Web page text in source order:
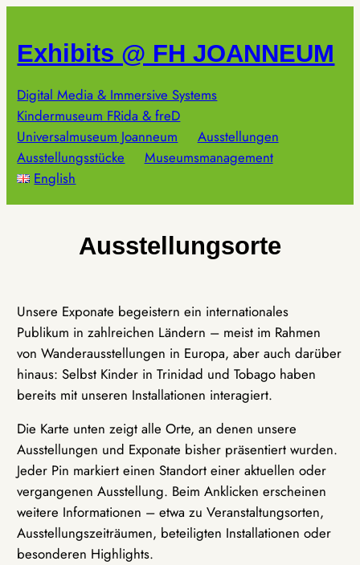
springen
Exhibits @ FH JOANNEUM
Digital Media & Immersive Systems
Kindermuseum FRida & freD
Universalmuseum Joanneum
Ausstellungen
Ausstellungsstücke
Museumsmanagement
English
Ausstellungsorte
Unsere Exponate begeistern ein internationales
Publikum in zahlreichen Ländern – meist im Rahmen
von Wanderausstellungen in Europa, aber auch darüber
hinaus: Selbst Kinder in Trinidad und Tobago haben
bereits mit unseren Installationen interagiert.
Die Karte unten zeigt alle Orte, an denen unsere
Ausstellungen und Exponate bisher präsentiert wurden.
Jeder Pin markiert einen Standort einer aktuellen oder
vergangenen Ausstellung. Beim Anklicken erscheinen
weitere Informationen – etwa zu Veranstaltungsorten,
Ausstellungszeiträumen, beteiligten Installationen oder
besonderen Highlights.